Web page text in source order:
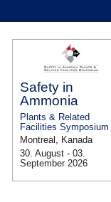
Safety in
Ammonia
Plants & Related
Facilities Symposium
Montreal, Kanada
30. August - 03.
September 2026